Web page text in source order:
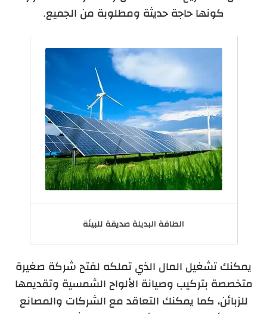
كونها حاجة حديثة ومطلوبة من الجميع.
الطاقة البديلة صديقة للبيئة
يمكنك تشغيل المال الذي تملكه لفتح شركة صغيرة
متخصصة بتركيب وصيانة الألواح الشمسية وتقديمها
للزبائن، كما يمكنك التعاقد مع الشركات والمصانع